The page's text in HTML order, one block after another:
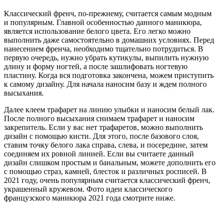
Классический френч, по-прежнему, считается самым модным
и популярным. Главной особенностью данного маникюра,
является использование белого цвета. Его легко можно
выполнить даже самостоятельно в домашних условиях. Перед
нанесением френча, необходимо тщательно потрудиться. В
первую очередь, нужно убрать кутикулы, выпилить нужную
длину и форму ногтей, а после зашлифовать ногтевую
пластину. Когда вся подготовка закончена, можем приступить
к самому дизайну. Для начала наносим базу и ждем полного
высыхания.
Далее клеем трафарет на линию улыбки и наносим белый лак.
После полного высыхания снимаем трафарет и наносим
закрепитель. Если у вас нет трафаретов, можно выполнить
дизайн с помощью кисти. Для этого, после базового слоя,
ставим точку белого лака справа, слева, и посередине, затем
соединяем их ровной линией. Если вы считаете данный
дизайн слишком простым и банальным, можете дополнить его
с помощью страз, камней, блесток и различных росписей. В
2021 году, очень популярным считается классический френч,
украшенный кружевом. Фото идеи классического
французского маникюра 2021 года смотрите ниже.